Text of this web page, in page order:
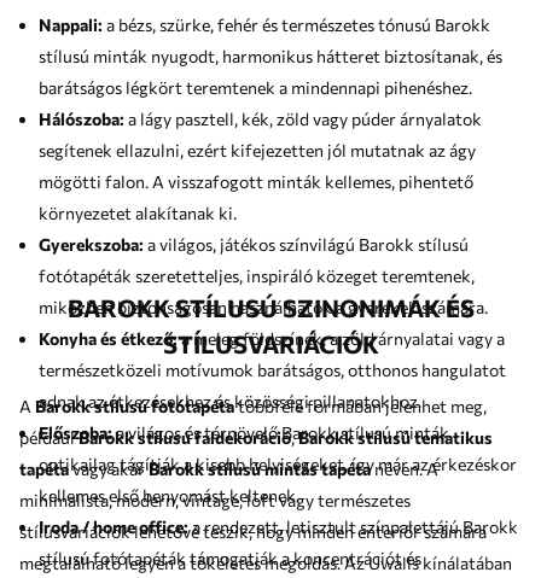
Nappali: a bézs, szürke, fehér és természetes tónusú Barokk
stílusú minták nyugodt, harmonikus hátteret biztosítanak, és
barátságos légkört teremtenek a mindennapi pihenéshez.
Hálószoba: a lágy pasztell, kék, zöld vagy púder árnyalatok
segítenek ellazulni, ezért kifejezetten jól mutatnak az ágy
mögötti falon. A visszafogott minták kellemes, pihentető
környezetet alakítanak ki.
Gyerekszoba: a világos, játékos színvilágú Barokk stílusú
fotótapéták szeretetteljes, inspiráló közeget teremtenek,
miközben biztonságosan használhatók a gyerekek számára.
Konyha és étkező:a meleg földszínek, a zöld árnyalatai vagy a
természetközeli motívumok barátságos, otthonos hangulatot
adnak az étkezésekhez és közösségi pillanatokhoz.
Előszoba:a világos és térnövelő Barokk stílusú minták
optikailag tágítják a kisebb helyiségeket, így már az érkezéskor
kellemes első benyomást keltenek.
Iroda / home office:a rendezett, letisztult színpalettájú Barokk
stílusú fotótapéták támogatják a koncentrációt és
BAROKK STÍLUSÚ SZINONIMÁK ÉS
STÍLUSVARIÁCIÓK
A Barokk stílusú fotótapétatöbbféle formában jelenhet meg,
példáulBarokk stílusú faldekoráció,Barokk stílusú tematikus
tapétavagy akárBarokk stílusú mintás tapétanéven. A
minimalista, modern, vintage, loft vagy természetes
stílusvariációk lehetővé teszik, hogy minden enteriőr számára
megtalálható legyen a tökéletes megoldás. Az Uwalls kínálatában